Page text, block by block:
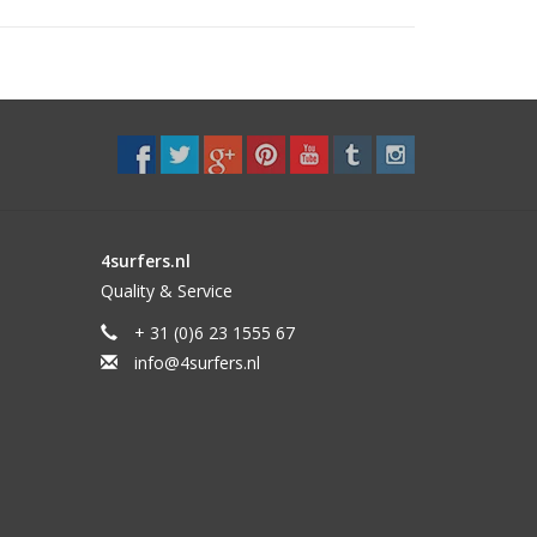
4surfers.nl
Quality & Service
+ 31 (0)6 23 1555 67
info@4surfers.nl